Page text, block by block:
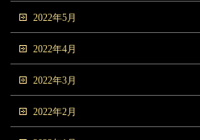
2022年5月
2022年4月
2022年3月
2022年2月